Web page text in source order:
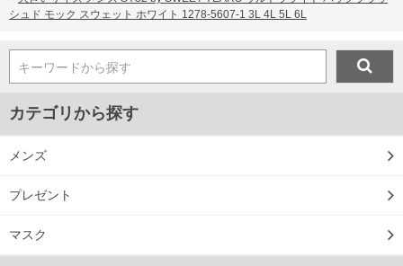
シュド モック スウェット ホワイト 1278-5607-1 3L 4L 5L 6L
キーワードから探す
カテゴリから探す
メンズ
プレゼント
マスク